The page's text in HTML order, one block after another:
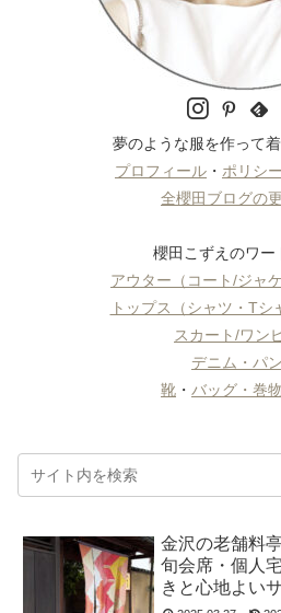
夢のような服を作って
プロフィール ・ ポリシー
全櫻田ブログの
櫻田こずえのワー
アウター（コート/ジャ
トップス（シャツ・Tシ
スカート/ワン
デニム・パ
靴 ・ バッグ・巻
金沢の老舗料
旬会席・個人
きと心地よい